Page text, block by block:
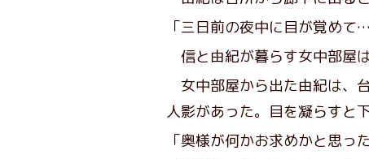
「三日前の夜中に目が覚めて
信と由紀が暮らす女中部屋
女中部屋から出た由紀は、
人影があった。目を凝らすと
「奥様が何かお求めかと思っ